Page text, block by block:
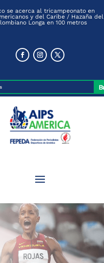
se acerca al tricampeonato en
y del Caribe / Hazaña del
Longa en 100 metros